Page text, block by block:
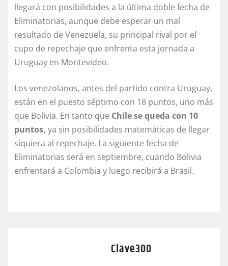
llegará con posibilidades a la última doble fecha de
Eliminatorias, aunque debe esperar un mal
resultado de Venezuela, su principal rival por el
cupo de repechaje que enfrenta esta jornada a
Uruguay en Montevideo.
Los venezolanos, antes del partido contra Uruguay,
están en el puesto séptimo con 18 puntos, uno más
que Bolivia. En tanto que Chile se queda con 10
puntos, ya sin posibilidades matemáticas de llegar
siquiera al repechaje. La siguiente fecha de
Eliminatorias será en septiembre, cuando Bolivia
enfrentará a Colombia y luego recibirá a Brasil.
Clave300